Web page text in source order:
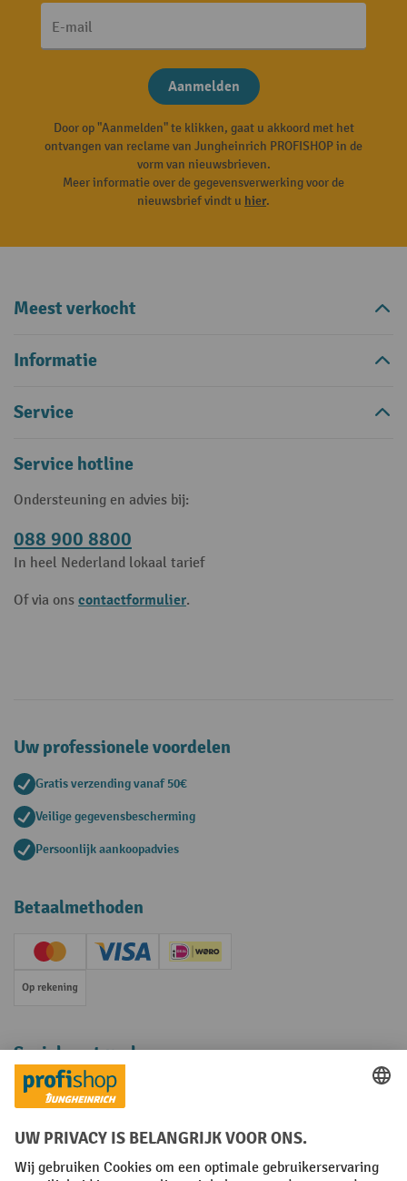
E-mail
Aanmelden
Door op "Aanmelden" te klikken, gaat u akkoord met het
ontvangen van reclame van Jungheinrich PROFISHOP in de
vorm van nieuwsbrieven.
Meer informatie over de gegevensverwerking voor de
nieuwsbrief vindt u hier.
Meest verkocht
Informatie
Service
Service hotline
Ondersteuning en advies bij:
088 900 8800
In heel Nederland lokaal tarief
Of via ons contactformulier.
Uw professionele voordelen
Gratis verzending vanaf 50€
Veilige gegevensbescherming
Persoonlijk aankoopadvies
Betaalmethoden
Creditcard (Master)Creditcard (Visa)iDEAL | Wero
Op rekening
Sociale netwerken
Facebook
YouTube
LinkedInInstagram